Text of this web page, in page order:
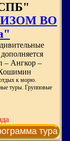
ВО
– Ангкор –
к морю.
туры. Групповые
тура